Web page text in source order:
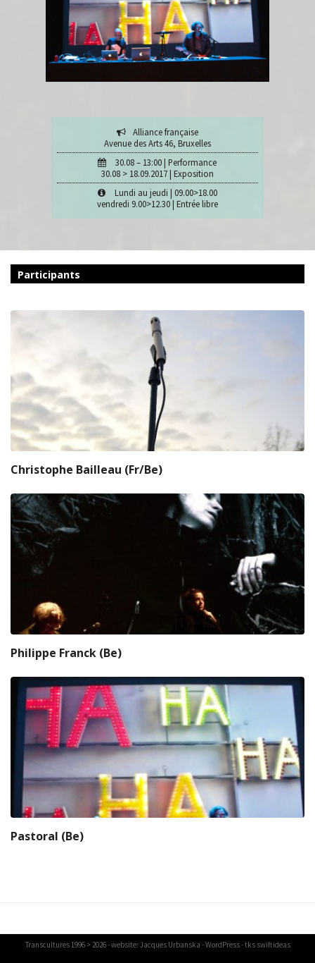
Alliance française
Avenue des Arts 46, Bruxelles
30.08 – 13:00 | Performance
30.08 > 18.09.2017 | Exposition
Lundi au jeudi | 09.00>18.00
vendredi 9.00>12.30 | Entrée libre
Participants
Christophe Bailleau (Fr/Be)
Philippe Franck (Be)
Pastoral (Be)
Transcultures1996 > 2026 - website: Jacques Urbanska -WordPress- tks swiftideas